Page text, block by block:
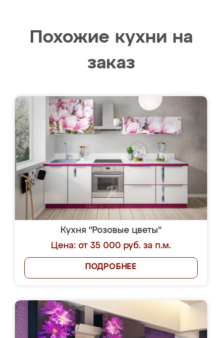
Похожие кухни на
заказ
Кухня "Розовые цветы"
Цена: от 35 000 руб. за п.м.
ПОДРОБНЕЕ